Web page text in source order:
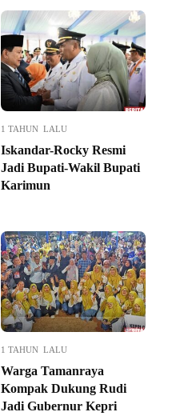
1 TAHUN LALU
Iskandar-Rocky Resmi
Jadi Bupati-Wakil Bupati
Karimun
1 TAHUN LALU
Warga Tamanraya
Kompak Dukung Rudi
Jadi Gubernur Kepri